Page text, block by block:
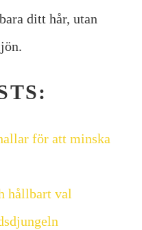
ditt hår, utan
för att minska
hållbart val